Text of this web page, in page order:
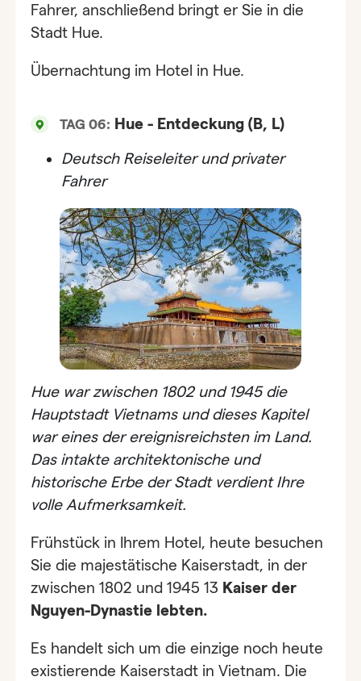
Fahrer, anschließend bringt er Sie in die
Stadt Hue.
Übernachtung im Hotel in Hue.
TAG 06: Hue - Entdeckung (B, L)
DeutschReiseleiter und privater
Fahrer
Hue war zwischen 1802 und 1945 die
Hauptstadt Vietnams und dieses Kapitel
war eines der ereignisreichsten im Land.
Das intakte architektonische und
historische Erbe der Stadt verdient Ihre
volle Aufmerksamkeit.
Frühstück in Ihrem Hotel, heute besuchen
Sie die majestätische Kaiserstadt, in der
zwischen 1802 und 1945 13 Kaiser der
Nguyen-Dynastie lebten.
Es handelt sich um die einzige noch heute
existierende Kaiserstadt in Vietnam. Die